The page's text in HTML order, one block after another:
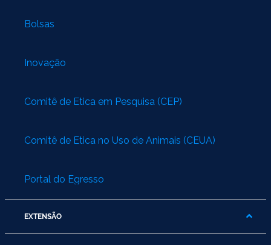
Bolsas
Inovação
Comitê de Ética em Pesquisa (CEP)
Comitê de Ética no Uso de Animais (CEUA)
Portal do Egresso
EXTENSÃO